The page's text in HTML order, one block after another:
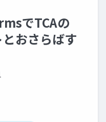
でTCAの
おさらばす